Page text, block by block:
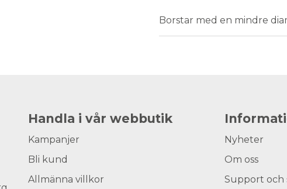
Borstar med en mindre
Handla i vår webbutik
Kampanjer
Bli kund
Allmänna villkor
Nyheter
Om oss
Support och